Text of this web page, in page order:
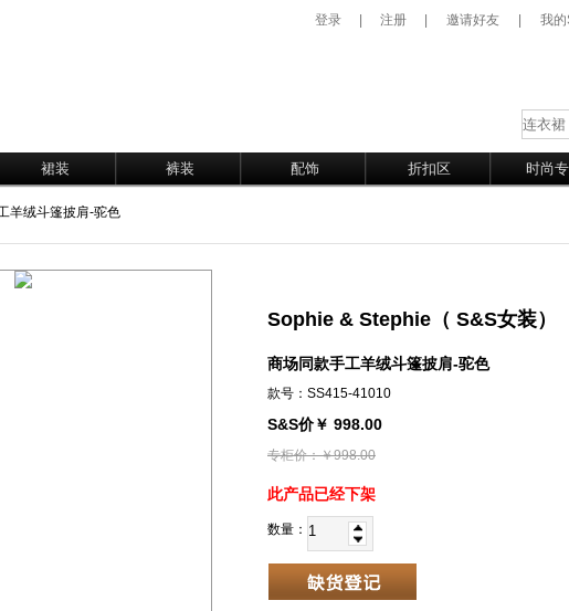
登录 注册 邀请好友 我
裙装 裤装 配饰 折扣区 时尚
羊绒斗篷披肩-驼色
Sophie & Stephie（ S&S女装）
商场同款手工羊绒斗篷披肩-驼色
款号：SS415-41010
S&S价￥ 998.00
专柜价：￥998.00
此产品已经下架
数量：